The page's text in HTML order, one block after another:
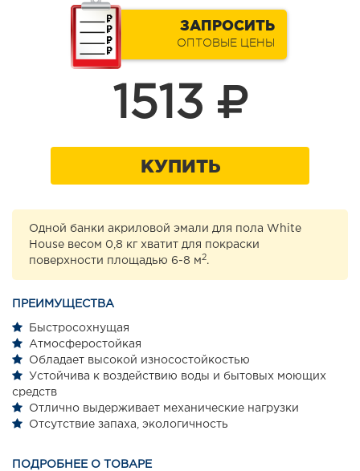
ЗАПРОСИТЬ
ОПТОВЫЕ ЦЕНЫ
1513
КУПИТЬ
Одной банки акриловой эмали для пола White
House весом 0,8 кг хватит для покраски
поверхности площадью 6-8 м 2.
ПРЕИМУЩЕСТВА
Быстросохнущая
Атмосферостойкая
Обладает высокой износостойкостью
Устойчива к воздействию воды и бытовых моющих
средств
Отлично выдерживает механические нагрузки
Отсутствие запаха, экологичность
ПОДРОБНЕЕ О ТОВАРЕ